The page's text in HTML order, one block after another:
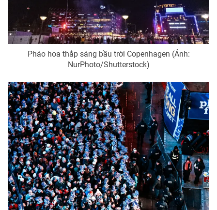
Pháo hoa thắp sáng bầu trời Copenhagen (Ảnh:
NurPhoto/Shutterstock)